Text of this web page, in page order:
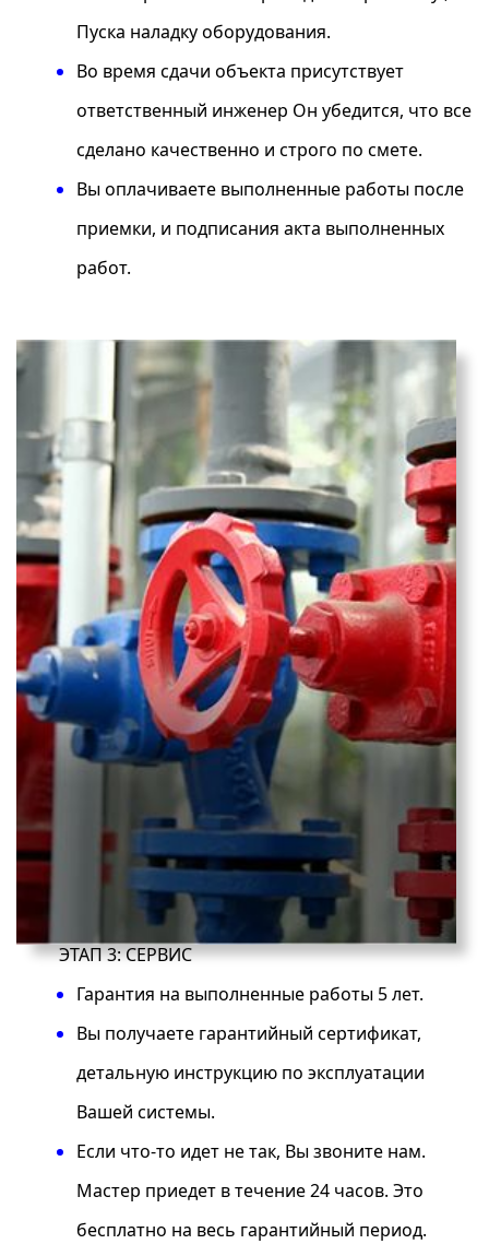
Пуска наладку оборудования.
Во время сдачи объекта присутствует
ответственный инженер Он убедится, что все
сделано качественно и строго по смете.
Вы оплачиваете выполненные работы после
приемки, и подписания акта выполненных
работ.
ЭТАП 3: СЕРВИС
Гарантия на выполненные работы 5 лет.
Вы получаете гарантийный сертификат,
детальную инструкцию по эксплуатации
Вашей системы.
Если что-то идет не так, Вы звоните нам.
Мастер приедет в течение 24 часов. Это
бесплатно на весь гарантийный период.